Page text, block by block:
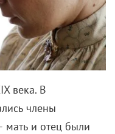
века. В
члены
мать и отец были